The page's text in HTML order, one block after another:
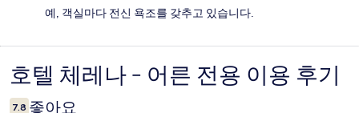
예, 객실마다 전신 욕조를 갖추고 있습니다.
이
용
호텔 체레나 - 어른 전용 이용 후기
7.8 좋아요